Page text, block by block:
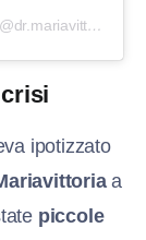
Un post condiviso da Mariavittoria Minghetti (@dr.mariavittoriaminghetti)
ipotizzato
a
piccole